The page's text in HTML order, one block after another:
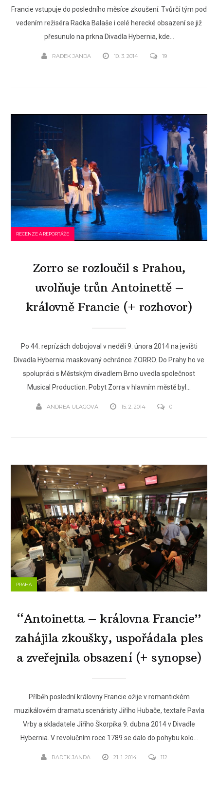
Francie vstupuje do posledního měsíce zkoušení. Tvůrčí tým pod
vedením režiséra Radka Balaše i celé herecké obsazení se již
přesunulo na prkna Divadla Hybernia, kde...
RADEK JANDA 10. 3. 2014 19
RECENZE A REPORTÁŽE
Zorro se rozloučil s Prahou,
uvolňuje trůn Antoinettě –
královně Francie (+ rozhovor)
Po 44. reprízách dobojoval v neděli 9. února 2014 na jevišti
Divadla Hybernia maskovaný ochránce ZORRO. Do Prahy ho ve
spolupráci s Městským divadlem Brno uvedla společnost
Musical Production. Pobyt Zorra v hlavním městě byl...
ANDREA ULAGOVÁ 15. 2. 2014 0
PRAHA
“Antoinetta – královna Francie”
zahájila zkoušky, uspořádala ples
a zveřejnila obsazení (+ synopse)
Příběh poslední královny Francie ožije v romantickém
muzikálovém dramatu scenáristy Jiřího Hubače, textaře Pavla
Vrby a skladatele Jiřího Škorpíka 9. dubna 2014 v Divadle
Hybernia. V revolučním roce 1789 se dalo do pohybu kolo...
RADEK JANDA 21. 1. 2014 112